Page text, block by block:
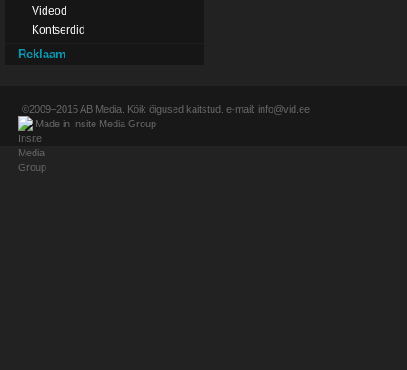
Videod
Kontserdid
Reklaam
©2009–2015AB Media . Kõik õigused kaitstud. e-mail: info@vid.ee
Made in Insite Media Group